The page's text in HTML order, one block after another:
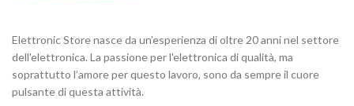
Elettronic Store nasce da un’esperienza di oltre 20 anni nel settore
dell'elettronica. La passione per l'elettronica di qualità, ma
soprattutto l’amore per questo lavoro, sono da sempre il cuore
pulsante di questa attività.